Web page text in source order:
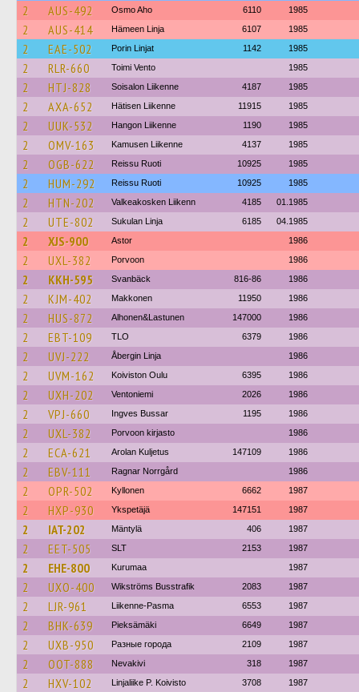
2 AUS-492 Osmo Aho 6110 1985
2 AUS-414 Hämeen Linja 6107 1985
2 EAE-502 Porin Linjat 1142 1985
2 RLR-660 Toimi Vento 1985
2 HTJ-828 Soisalon Liikenne 4187 1985
2 AXA-652 Hätisen Liikenne 11915 1985
2 UUK-532 Hangon Liikenne 1190 1985
2 OMV-163 Kamusen Liikenne 4137 1985
2 OGB-622 Reissu Ruoti 10925 1985
2 HUM-292 Reissu Ruoti 10925 1985
2 HTN-202 Valkeakosken Liikenn 4185 01.1985
2 UTE-802 Sukulan Linja 6185 04.1985
2 XJS-900 Astor 1986
2 UXL-382 Porvoon 1986
2 KKH-595 Svanbäck 816-86 1986
2 KJM-402 Makkonen 11950 1986
2 HUS-872 Alhonen&Lastunen 147000 1986
2 EBT-109 TLO 6379 1986
2 UVJ-222 Åbergin Linja 1986
2 UVM-162 Koiviston Oulu 6395 1986
2 UXH-202 Ventoniemi 2026 1986
2 VPJ-660 Ingves Bussar 1195 1986
2 UXL-382 Porvoon kirjasto 1986
2 ECA-621 Arolan Kuljetus 147109 1986
2 EBV-111 Ragnar Norrgård 1986
2 OPR-502 Kyllonen 6662 1987
2 HXP-930 Ykspetäjä 147151 1987
2 IAT-202 Mäntylä 406 1987
2 EET-505 SLT 2153 1987
2 EHE-800 Kurumaa 1987
2 UXO-400 Wikströms Busstrafik 2083 1987
2 LJR-961 Liikenne-Pasma 6553 1987
2 BHK-639 Pieksämäki 6649 1987
2 UXB-950 Разные города 2109 1987
2 OOT-888 Nevakivi 318 1987
2 HXV-102 Linjaliike P. Koivisto 3708 1987